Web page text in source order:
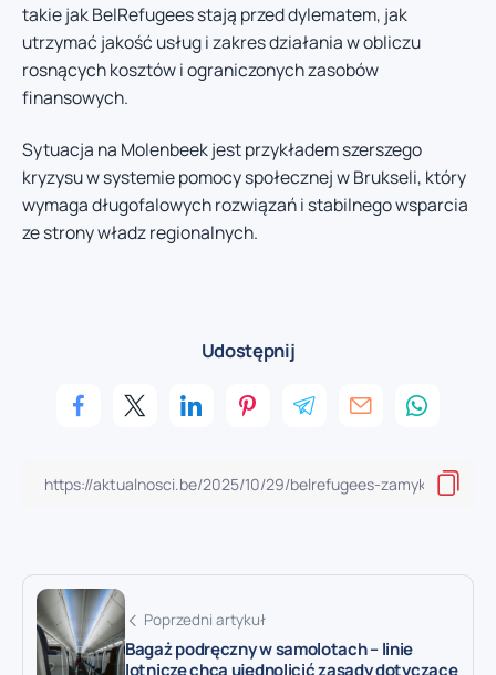
takie jak BelRefugees stają przed dylematem, jak
utrzymać jakość usług i zakres działania w obliczu
rosnących kosztów i ograniczonych zasobów
finansowych.
Sytuacja na Molenbeek jest przykładem szerszego
kryzysu w systemie pomocy społecznej w Brukseli, który
wymaga długofalowych rozwiązań i stabilnego wsparcia
ze strony władz regionalnych.
Udostępnij
Poprzedni artykuł
Bagaż podręczny w samolotach – linie
lotnicze chcą ujednolicić zasady dotyczące